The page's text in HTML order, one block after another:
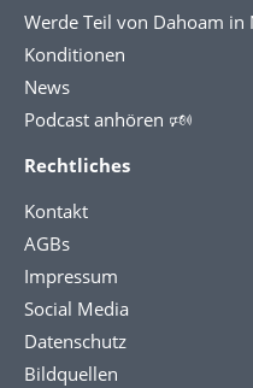
Werde Teil von Dahoam in
Konditionen
News
Podcast anhören 🕬
Rechtliches
Kontakt
AGBs
Impressum
Social Media
Datenschutz
Bildquellen